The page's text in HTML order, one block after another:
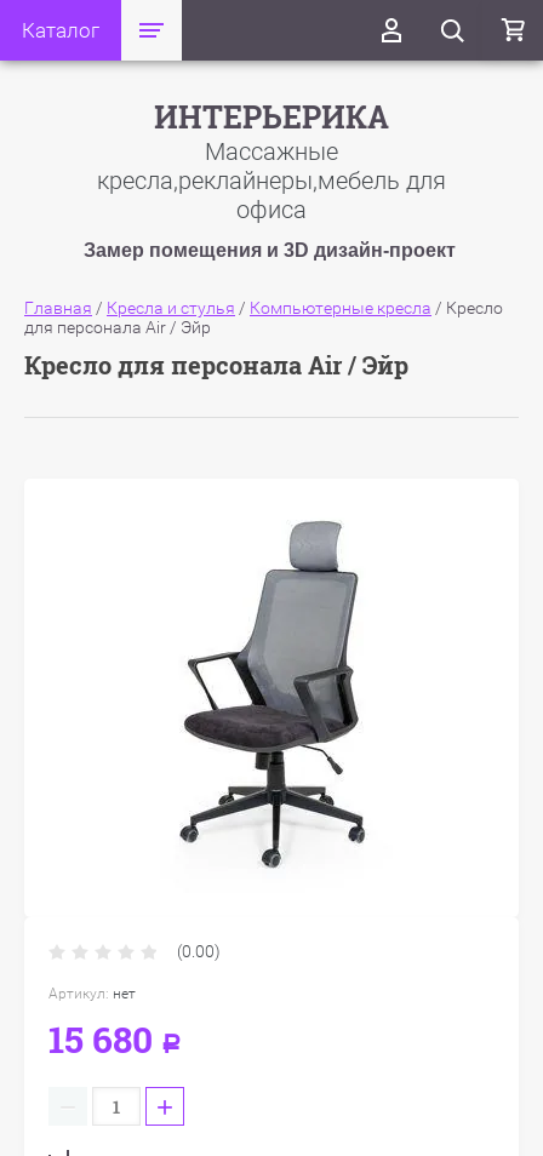
Каталог
ИНТЕРЬЕРИКА
Массажные
кресла,реклайнеры,мебель для
офиса
Замер помещения и 3D дизайн-проект
Главная / Кресла и стулья / Компьютерные кресла / Кресло
для персонала Air / Эйр
Кресло для персонала Air / Эйр
(0.00)
Артикул: нет
15 680 Р
+